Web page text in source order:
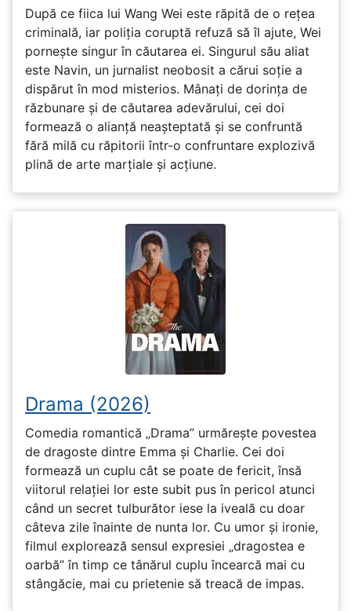
După ce fiica lui Wang Wei este răpită de o rețea
criminală, iar poliția coruptă refuză să îl ajute, Wei
pornește singur în căutarea ei. Singurul său aliat
este Navin, un jurnalist neobosit a cărui soție a
dispărut în mod misterios. Mânați de dorința de
răzbunare și de căutarea adevărului, cei doi
formează o alianță neașteptată și se confruntă
fără milă cu răpitorii într-o confruntare explozivă
plină de arte marțiale și acțiune.
Drama (2026)
Comedia romantică „Drama” urmărește povestea
de dragoste dintre Emma și Charlie. Cei doi
formează un cuplu cât se poate de fericit, însă
viitorul relației lor este subit pus în pericol atunci
când un secret tulburător iese la iveală cu doar
câteva zile înainte de nunta lor. Cu umor și ironie,
filmul explorează sensul expresiei „dragostea e
oarbă” în timp ce tânărul cuplu încearcă mai cu
stângăcie, mai cu prietenie să treacă de impas.